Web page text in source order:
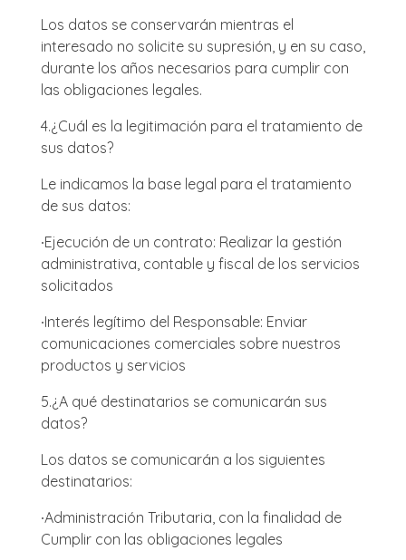
Los datos se conservarán mientras el
interesado no solicite su supresión, y en su caso,
durante los años necesarios para cumplir con
las obligaciones legales.
4.¿Cuál es la legitimación para el tratamiento de
sus datos?
Le indicamos la base legal para el tratamiento
de sus datos:
∙Ejecución de un contrato: Realizar la gestión
administrativa, contable y fiscal de los servicios
solicitados
∙Interés legítimo del Responsable: Enviar
comunicaciones comerciales sobre nuestros
productos y servicios
5.¿A qué destinatarios se comunicarán sus
datos?
Los datos se comunicarán a los siguientes
destinatarios:
∙Administración Tributaria, con la finalidad de
Cumplir con las obligaciones legales